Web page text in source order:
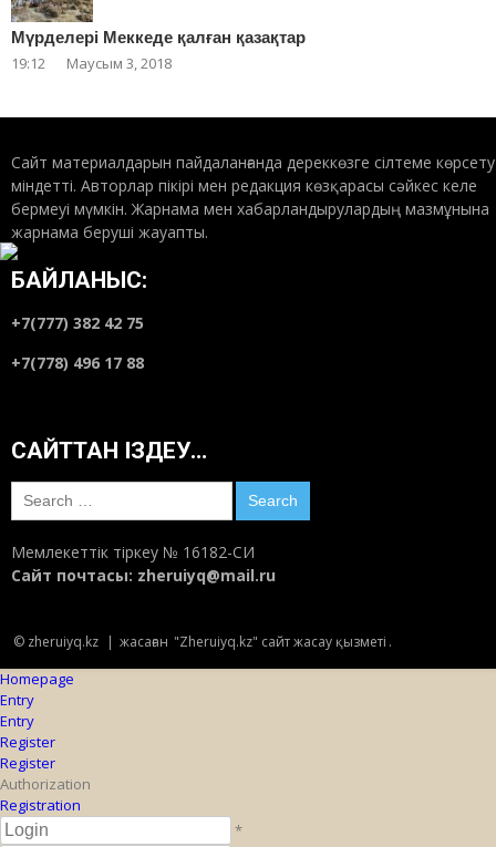
Мүрделері Меккеде қалған қазақтар
19:12 Маусым 3, 2018
Сайт материалдарын пайдаланғанда дереккөзге сілтеме көрсету
міндетті. Авторлар пікірі мен редакция көзқарасы сәйкес келе
бермеуі мүмкін. Жарнама мен хабарландырулардың мазмұнына
жарнама беруші жауапты.
БАЙЛАНЫС:
+7(777) 382 42 75
+7(778) 496 17 88
САЙТТАН ІЗДЕУ…
Search
for:
Мемлекеттік тіркеу № 16182-СИ
Сайт почтасы: zheruiyq@mail.ru
© zheruiyq.kz | жасаған "Zheruiyq.kz" сайт жасау қызметі .
Homepage
Entry
Entry
Register
Register
Authorization
Registration
*